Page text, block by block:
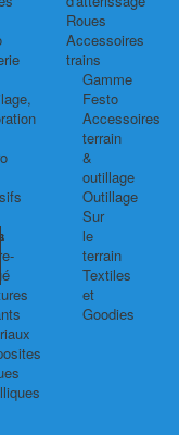
Roues
Accessoires
trains
Gamme
Festo
Accessoires
terrain
&
outillage
Outillage
Sur
le
terrain
Textiles
et
Goodies